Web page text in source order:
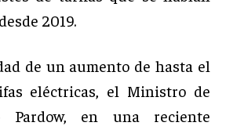
2019.
de un aumento de hasta el
eléctricas, el Ministro de
Pardow, en una reciente